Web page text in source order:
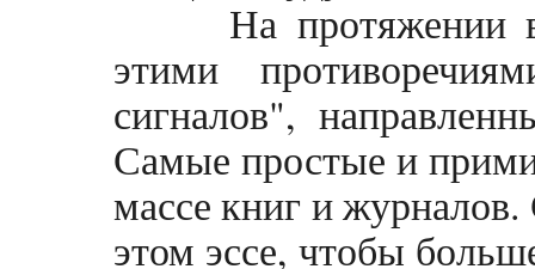
На протяжении
этими
сигналов",
Самые простые и
массе книг и
этом эссе, чтобы